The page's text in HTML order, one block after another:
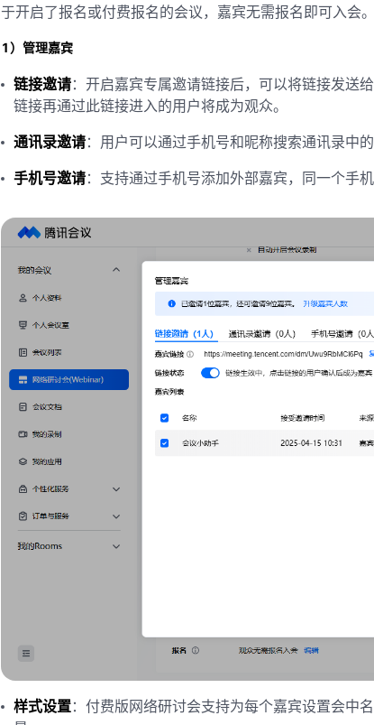
于开启了报名或付费报名的会议，嘉宾无需报名即可入会。
1）管理嘉宾
链接邀请：开启嘉宾专属邀请链接后，可以将链接发送
链接再通过此链接进入的用户将成为观众。
通讯录邀请：用户可以通过手机号和昵称搜索通讯录中
手机号邀请：支持通过手机号添加外部嘉宾，同一个手
样式设置：付费版网络研讨会支持为每个嘉宾设置会中